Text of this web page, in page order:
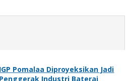
IGP Pomalaa Diproyeksikan Jadi
Penggerak Industri Baterai